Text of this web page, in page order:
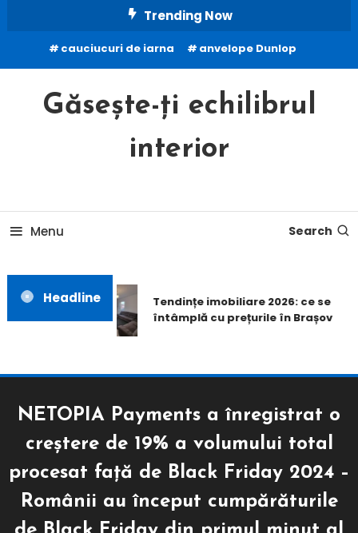
Content
Trending Now
cauciucuri de iarna anvelope Dunlop
Găsește-ți echilibrul
interior
Menu Search
Headline
Tendințe imobiliare 2026: ce se
întâmplă cu prețurile în Brașov
NETOPIA Payments a înregistrat o
creștere de 19% a volumului total
procesat față de Black Friday 2024 –
Românii au început cumpărăturile